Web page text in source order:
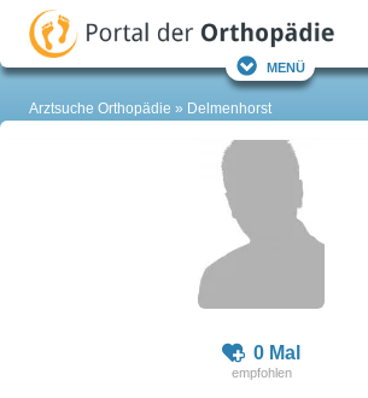
Menü
Arztsuche Orthopädie Delmenhorst
0 Mal